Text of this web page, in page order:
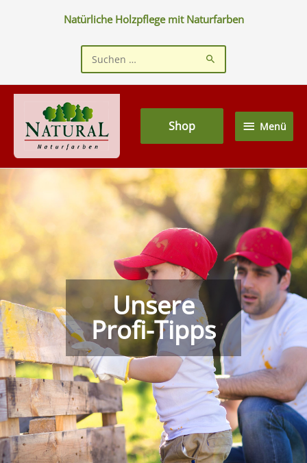
Natürliche Holzpflege mit Naturfarben
Suchen
nach:
Menü
Shop
Unsere
Profi-Tipps